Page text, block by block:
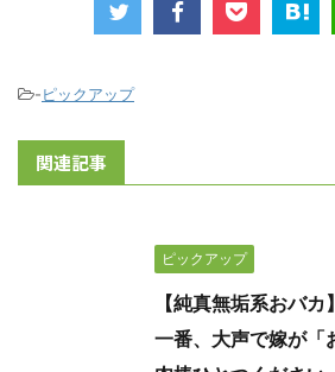
-ピックアップ
関連記事
ピックアップ
【純真無垢系おバ
一番、大声で嫁が「